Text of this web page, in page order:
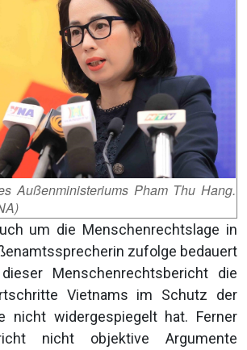
Außenministeriums Pham Thu Hang.
um die Menschenrechtslage in
zufolge bedauert
Menschenrechtsbericht die
Vietnams im Schutz der
nicht widergespiegelt hat. Ferner
nicht objektive Argumente